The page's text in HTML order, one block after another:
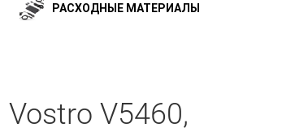
РАСХОДНЫЕ МАТЕРИАЛЫ
V5460,